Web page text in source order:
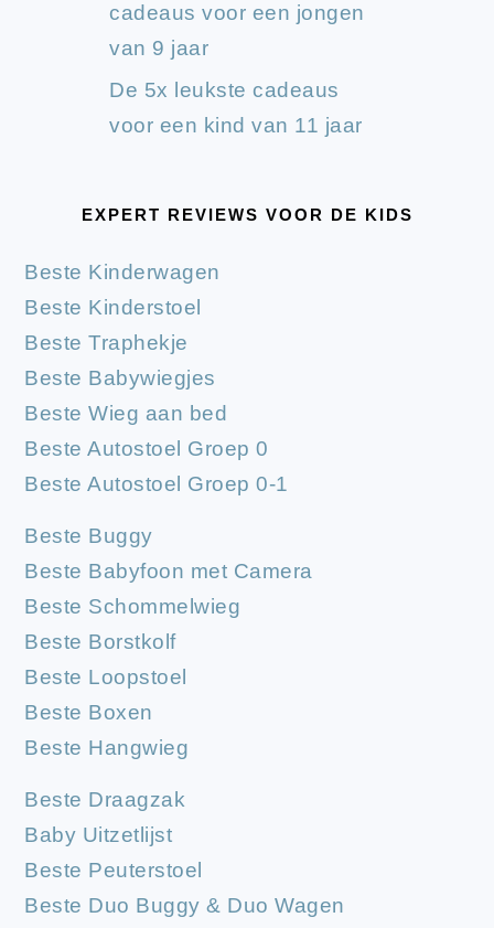
cadeaus voor een jongen
van 9 jaar
De 5x leukste cadeaus
voor een kind van 11 jaar
EXPERT REVIEWS VOOR DE KIDS
Beste Kinderwagen
Beste Kinderstoel
Beste Traphekje
Beste Babywiegjes
Beste Wieg aan bed
Beste Autostoel Groep 0
Beste Autostoel Groep 0-1
Beste Buggy
Beste Babyfoon met Camera
Beste Schommelwieg
Beste Borstkolf
Beste Loopstoel
Beste Boxen
Beste Hangwieg
Beste Draagzak
Baby Uitzetlijst
Beste Peuterstoel
Beste Duo Buggy & Duo Wagen